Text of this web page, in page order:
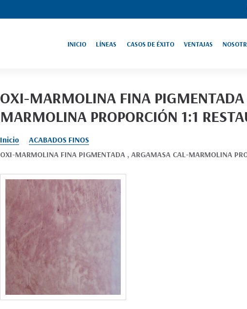
INICIO LÍNEAS
ACABADOS FINOS
IMPERMEABILIZANTE
CASOS DE ÉXITO
ARQUEOLOGÍA
EDIFICACIONES
CONSERVACIÓN Y
VENTAJAS
OXI-MARMOLINA FINA
MARMOLINA PROPORCIÓN 1:1
Inicio
ACABADOS FINOS
OXI-MARMOLINA FINA PIGMENTADA , ARGAMASA CAL-MARMOLINA